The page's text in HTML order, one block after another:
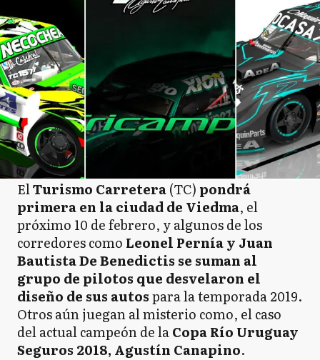
ElTurismo Carretera(TC) pondrá
primera en la ciudad de Viedma, el
próximo 10 de febrero, y algunos de los
corredores como Leonel Pernía y Juan
Bautista De Benedictis se suman al
grupo de pilotos que desvelaron el
diseño de sus autospara la temporada 2019.
Otros aún juegan al misterio como, el caso
del actual campeón de laCopa Río Uruguay
Seguros 2018, Agustín Canapino.